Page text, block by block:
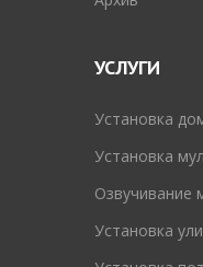
УСЛУГИ
Установка
Установка
Озвучивание
Установка